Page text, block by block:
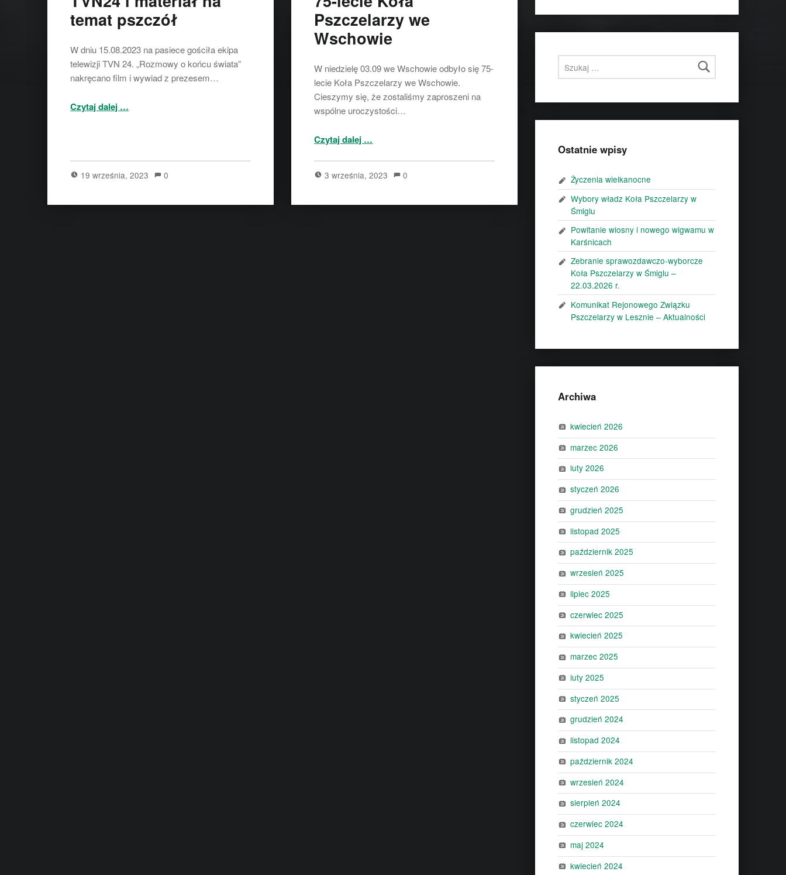
temat pszczół
W dniu 15.08.2023 na pasiece gościła ekipa
telewizji TVN 24. „Rozmowy o końcu świata”
nakręcano film i wywiad z prezesem…
Czytaj dalej …
19 września, 2023 0
Pszczelarzy we
Wschowie
W niedzielę 03.09 we Wschowie odbyło się 75-
lecie Koła Pszczelarzy we Wschowie.
Cieszymy się, że zostaliśmy zaproszeni na
wspólne uroczystości…
Czytaj dalej …
3 września, 2023 0
Szukaj:
Ostatnie wpisy
Życzenia wielkanocne
Wybory władz Koła Pszczelarzy w
Śmiglu
Powitanie wiosny i nowego wigwamu w
Karśnicach
Zebranie sprawozdawczo-wyborcze
Koła Pszczelarzy w Śmiglu –
22.03.2026 r.
Komunikat Rejonowego Związku
Pszczelarzy w Lesznie – Aktualności
Archiwa
kwiecień 2026
marzec 2026
luty 2026
styczeń 2026
grudzień 2025
listopad 2025
październik 2025
wrzesień 2025
lipiec 2025
czerwiec 2025
kwiecień 2025
marzec 2025
luty 2025
styczeń 2025
grudzień 2024
listopad 2024
październik 2024
wrzesień 2024
sierpień 2024
czerwiec 2024
maj 2024
kwiecień 2024